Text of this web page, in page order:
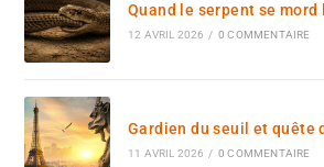
Quand le serpent se mord
12 AVRIL 2026 / 0 COMMENTAIRE
Gardien du seuil et quête
11 AVRIL 2026 / 0 COMMENTAIRE